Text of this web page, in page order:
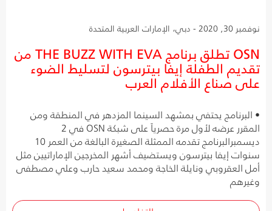
نوفمبر 30, 2020 - دبي، الإمارات العربية المتحدة
OSN تطلق برنامج THE BUZZ WITH EVA من
تقديم الطفلة إيفا بيترسون لتسليط الضوء
على صناع الأفلام العرب
• البرنامج يحتفي بمشهد السينما المزدهر في المنطقة ومن
المقرر عرضه لأول مرة حصرياً على شبكة OSN في 2
ديسمبرالبرنامج تقدمه الممثلة الصغيرة البالغة من العمر 10
سنوات إيفا بيترسون ويستضيف أشهر المخرجين الإماراتيين مثل
أمل العقروبي ونايلة الخاجة ومحمد سعيد حارب وعلي مصطفى
وغيرهم